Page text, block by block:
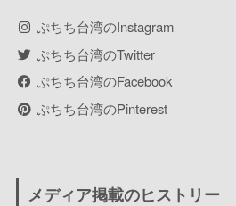
ぷちち台湾のInstagram
ぷちち台湾のTwitter
ぷちち台湾のFacebook
ぷちち台湾のPinterest
メディア掲載のヒストリー